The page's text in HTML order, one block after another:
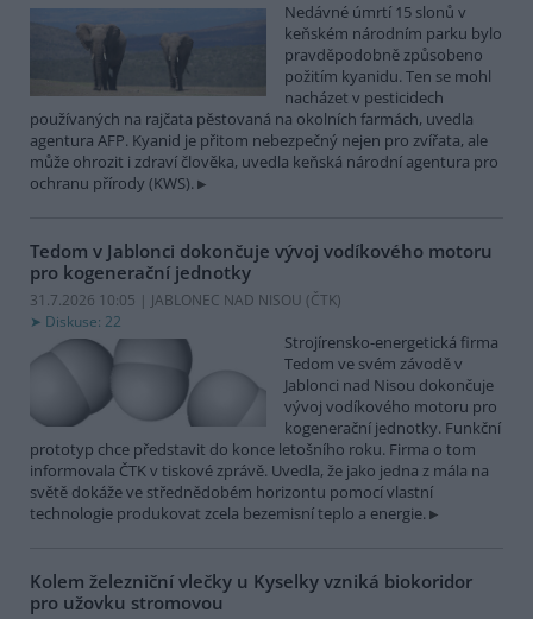
Nedávné úmrtí 15 slonů v
keňském národním parku bylo
pravděpodobně způsobeno
požitím kyanidu. Ten se mohl
nacházet v pesticidech
používaných na rajčata pěstovaná na okolních farmách, uvedla
agentura AFP. Kyanid je přitom nebezpečný nejen pro zvířata, ale
může ohrozit i zdraví člověka, uvedla keňská národní agentura pro
ochranu přírody (KWS).
Tedom v Jablonci dokončuje vývoj vodíkového motoru
pro kogenerační jednotky
31.7.2026 10:05 | JABLONEC NAD NISOU (ČTK)
Diskuse: 22
Strojírensko-energetická firma
Tedom ve svém závodě v
Jablonci nad Nisou dokončuje
vývoj vodíkového motoru pro
kogenerační jednotky. Funkční
prototyp chce představit do konce letošního roku. Firma o tom
informovala ČTK v tiskové zprávě. Uvedla, že jako jedna z mála na
světě dokáže ve střednědobém horizontu pomocí vlastní
technologie produkovat zcela bezemisní teplo a energie.
Kolem železniční vlečky u Kyselky vzniká biokoridor
pro užovku stromovou